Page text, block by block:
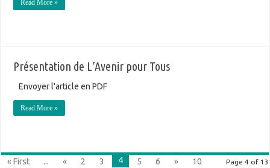
Read More »
Présentation de L’Avenir pour Tous
Envoyer l'article en PDF
Read More »
Page 4 of 13
« First ... « 2 3 4 5 6 »
10